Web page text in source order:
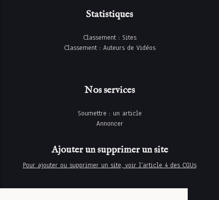
Statistiques
Classement : Sites
Classement : Auteurs de Vidéos
Nos services
Soumettre : un article
Annoncer
Ajouter un supprimer un site
Pour ajouter ou supprimer un site, voir l'article 4 des CGUs